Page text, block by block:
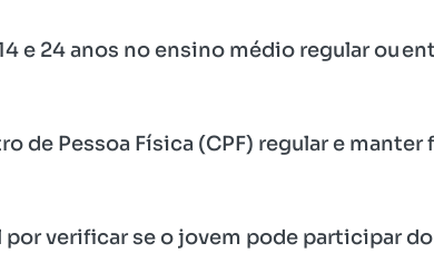
e 24 anos no ensino médio regular ou
de Pessoa Física (CPF) regular e
verificar se o jovem pode participar